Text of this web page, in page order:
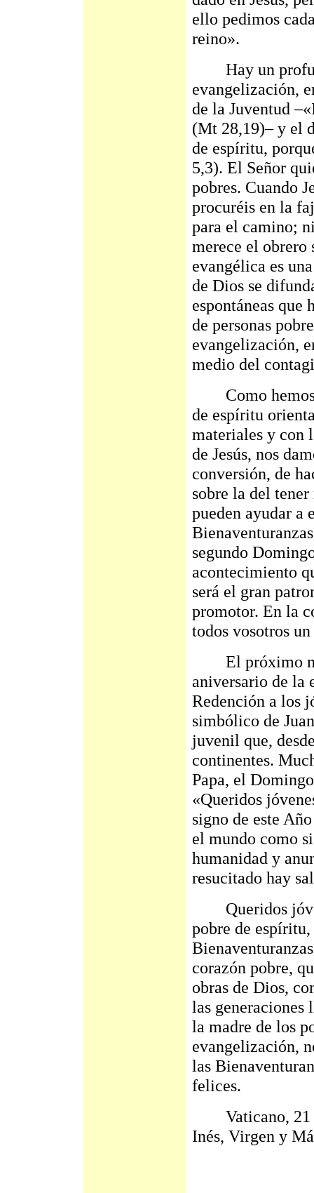
ello pedimos
reino».
Hay un
evangelización,
de la Juventud
(Mt 28,19)– y el
de espíritu,
5,3). El Señor
pobres. Cuando
procuréis en la
para el camino;
merece el obrero
evangélica es
de Dios se
espontáneas que
de personas
evangelización,
medio del
Como hemos
de espíritu
materiales y con
de Jesús, nos
conversión, de
sobre la del tener
pueden ayudar a
segundo
acontecimiento
será el gran
promotor. En la
todos vosotros
El próximo
aniversario de la
Redención a los
simbólico de
juvenil que,
continentes.
Papa, el
«Queridos
signo de este
el mundo como
humanidad y
resucitado hay
Queridos
pobre de
corazón pobre,
obras de Dios,
las
la madre de los
evangelización,
las
felices.
Vaticano, 21
Inés, Virgen y